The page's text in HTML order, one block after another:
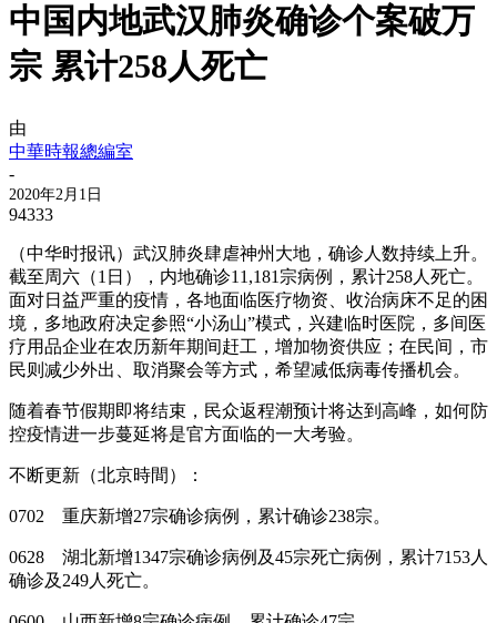
中国内地武汉肺炎确诊个案破万
宗 累计258人死亡
由
中華時報總編室
-
2020年2月1日
94333
（中华时报讯）武汉肺炎肆虐神州大地，确诊人数持续上升。
截至周六（1 日），内地确诊11,181 宗病例，累计258人死亡。
面对日益严重的疫情，各地面临医疗物资、收治病床不足的困
境，多地政府决定参照“小汤山”模式，兴建临时医院，多间医
疗用品企业在农历新年期间赶工，增加物资供应；在民间，市
民则减少外出、取消聚会等方式，希望减低病毒传播机会。
随着春节假期即将结束，民众返程潮预计将达到高峰，如何防
控疫情进一步蔓延将是官方面临的一大考验。
不断更新（北京時間）：
0702 重庆新增27宗确诊病例，累计确诊238宗。
0628 湖北新增1347宗确诊病例及45宗死亡病例，累计7153人
确诊及 249人死亡。